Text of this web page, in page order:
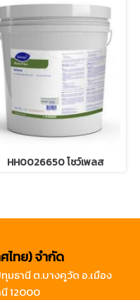
HH0026650 โชว์เพลส
ไทย) จำกัด
ธานี ต.บางคูวัด อ.เมือง
12000